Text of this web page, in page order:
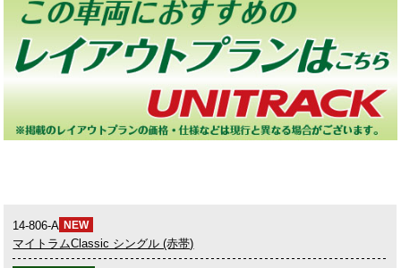
14-806-A NEW
マイトラムClassic シングル (赤帯)